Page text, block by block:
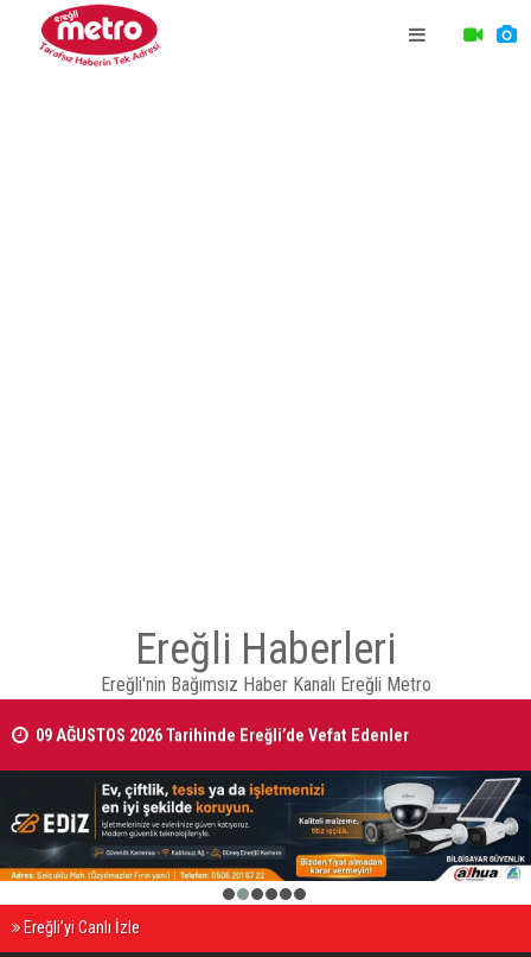
Ereğli Haberleri
Ereğli'nin Bağımsız Haber Kanalı Ereğli Metro
09 AĞUSTOS 2026 Tarihinde Ereğli’de Vefat Edenler
2 3 4 5 6
Ereğli’yi Canlı İzle